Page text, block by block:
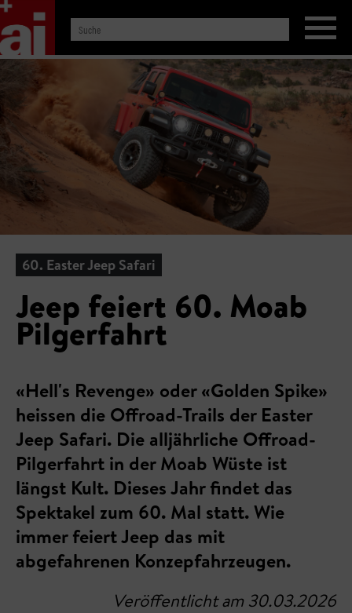
60. Easter Jeep Safari
Jeep feiert 60. Moab
Pilgerfahrt
«Hell's Revenge» oder «Golden Spike»
heissen die Offroad-Trails der Easter
Jeep Safari. Die alljährliche Offroad-
Pilgerfahrt in der Moab Wüste ist
längst Kult. Dieses Jahr findet das
Spektakel zum 60. Mal statt. Wie
immer feiert Jeep das mit
abgefahrenen Konzepfahrzeugen.
Veröffentlicht am 30.03.2026